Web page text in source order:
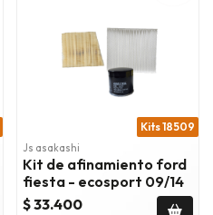
Kits 18509
Js asakashi
Kit de afinamiento ford
fiesta - ecosport 09/14
$ 33.400